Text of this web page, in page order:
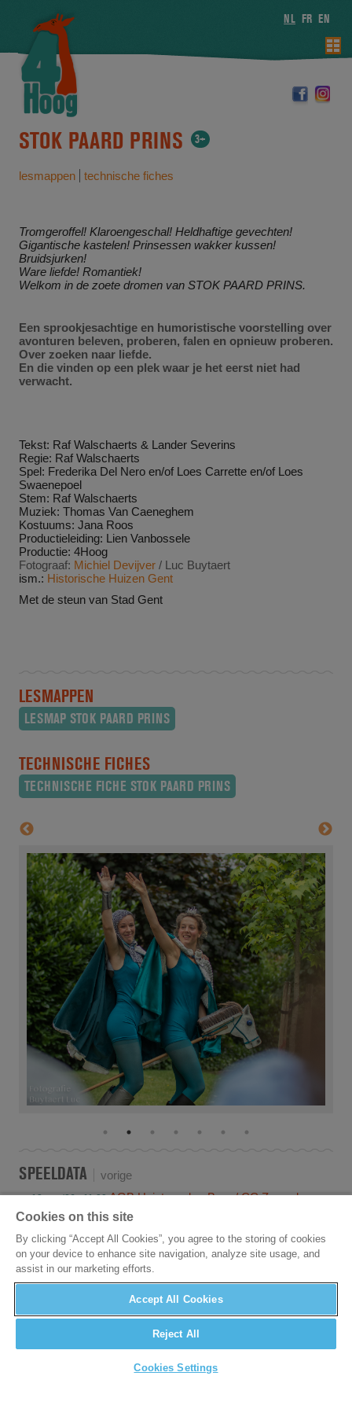
NL FR EN
STOK PAARD PRINS 3+
lesmappen technische fiches
Tromgeroffel! Klaroengeschal! Heldhaftige gevechten!
Gigantische kastelen! Prinsessen wakker kussen!
Bruidsjurken!
Ware liefde! Romantiek!
Welkom in de zoete dromen van STOK PAARD PRINS.
Een sprookjesachtige en humoristische voorstelling over
avonturen beleven, proberen, falen en opnieuw proberen.
Over zoeken naar liefde.
En die vinden op een plek waar je het eerst niet had
verwacht.
Tekst: Raf Walschaerts & Lander Severins
Regie: Raf Walschaerts
Spel: Frederika Del Nero en/of Loes Carrette en/of Loes
Swaenepoel
Stem: Raf Walschaerts
Muziek: Thomas Van Caeneghem
Kostuums: Jana Roos
Productieleiding: Lien Vanbossele
Productie: 4Hoog
Fotograaf: Michiel Devijver/ Luc Buytaert
ism.: Historische Huizen Gent
Met de steun van Stad Gent
LESMAPPEN
LESMAP STOK PAARD PRINS
TECHNISCHE FICHES
TECHNISCHE FICHE STOK PAARD PRINS
SPEELDATA vorige
zo 13 sep '26 - 11.00 AGB Heist-op-den-Berg / CC Zwaneberg,
Heist-op-den-Berg
Cookies on this site
By clicking “Accept All Cookies”, you agree to the storing of cookies
on your device to enhance site navigation, analyze site usage, and
assist in our marketing efforts.
Accept All Cookies
Reject All
Cookies Settings